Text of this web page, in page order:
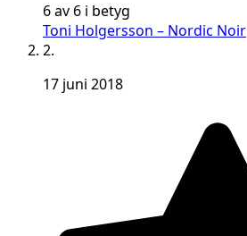
6 av 6 i betyg
Toni Holgersson – Nordic Noir
2.
17 juni 2018